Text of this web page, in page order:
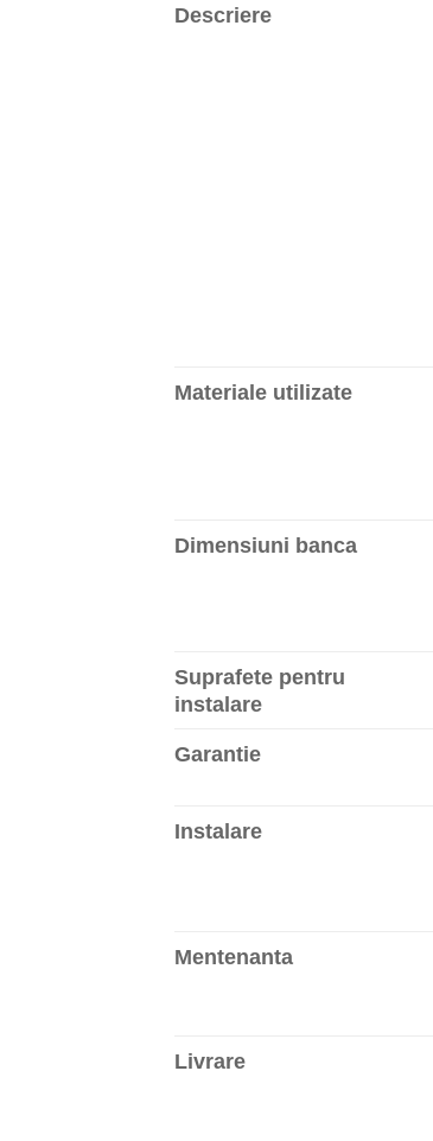
Descriere
Materiale utilizate
Dimensiuni banca
Suprafete pentru
instalare
Garantie
Instalare
Mentenanta
Livrare